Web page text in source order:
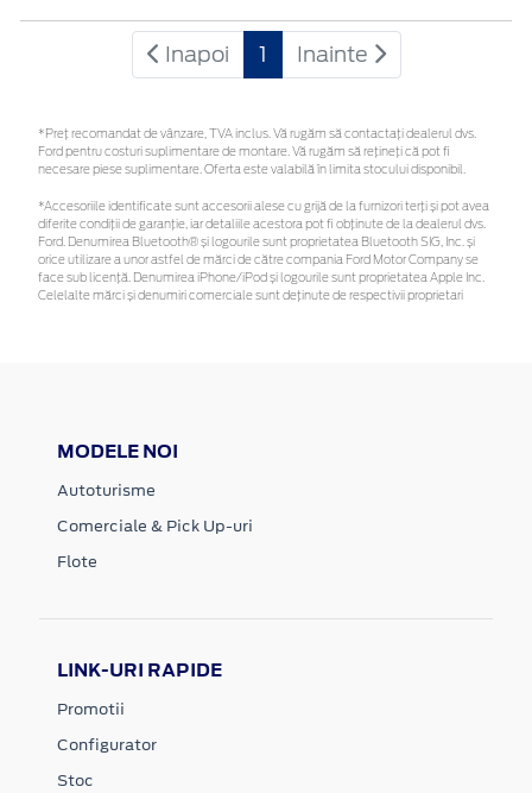
Inapoi 1 Inainte
*Preţ recomandat de vânzare, TVA inclus. Vă rugăm să contactaţi dealerul dvs.
Ford pentru costuri suplimentare de montare. Vă rugăm să rețineți că pot fi
necesare piese suplimentare. Oferta este valabilă în limita stocului disponibil.
*Accesoriile identificate sunt accesorii alese cu grijă de la furnizori terți și pot avea
diferite condiții de garanție, iar detaliile acestora pot fi obținute de la dealerul dvs.
Ford. Denumirea Bluetooth® și logourile sunt proprietatea Bluetooth SIG, Inc. și
orice utilizare a unor astfel de mărci de către compania Ford Motor Company se
face sub licență. Denumirea iPhone/iPod și logourile sunt proprietatea Apple Inc.
Celelalte mărci și denumiri comerciale sunt deținute de respectivii proprietari
MODELE NOI
Autoturisme
Comerciale & Pick Up-uri
Flote
LINK-URI RAPIDE
Promotii
Configurator
Stoc